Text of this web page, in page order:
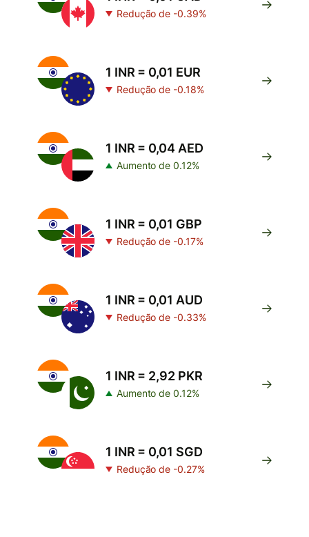
Redução de -0.39%
1 INR = 0,01 EUR
Redução de -0.18%
1 INR = 0,04 AED
Aumento de 0.12%
1 INR = 0,01 GBP
Redução de -0.17%
1 INR = 0,01 AUD
Redução de -0.33%
1 INR = 2,92 PKR
Aumento de 0.12%
1 INR = 0,01 SGD
Redução de -0.27%